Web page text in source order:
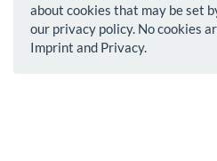
about cookies that may be set
our privacy policy. No cookies
Imprint and Privacy.